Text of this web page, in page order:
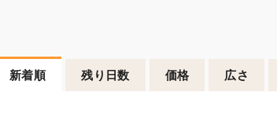
新着順 残り日数 価格 広さ